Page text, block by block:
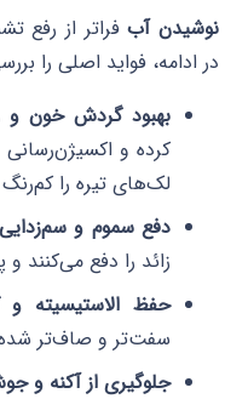
نوشیدن آبفراتر از رفع
در ادامه، فواید اصلی را
بهبود گردش خون و
کرده و
لک‌های تیره را
دفع سموم و
زائد را دفع می‌کنند
حفظ الاستیسیته
سفت‌تر و صاف‌تر شده
جلوگیری از آکنه و